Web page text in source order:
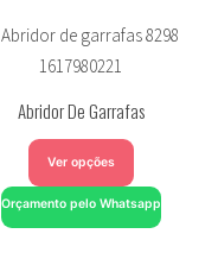
Abridor De Garrafas
Ver opções
Orçamento pelo Whatsapp